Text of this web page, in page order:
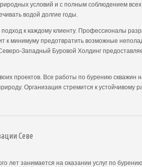
условий и с полным соблюдением
водой долгие годы.
к каждому клиенту. Профессионалы
к минимуму предотвратить возможные
Западный Буровой Холдинг
проектов. Все работы по бурению скважин
Организация стремится к устойчивому
Севе
лет занимается на оказании услуг по